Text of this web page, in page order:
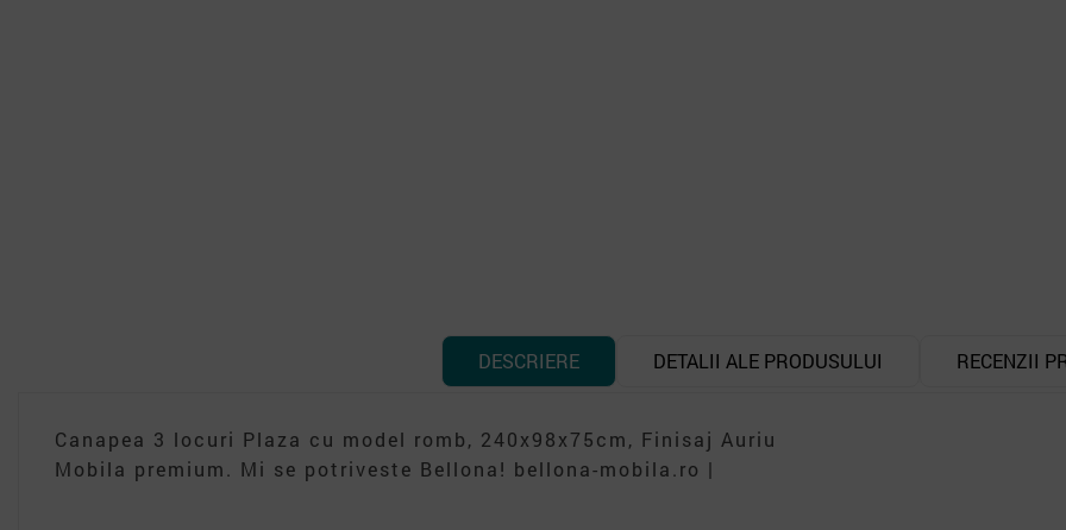
DESCRIERE DETALII ALE PRODUSULUI RECENZII
Canapea 3 locuri Plaza cu model romb, 240x98x75cm, Finisaj Auriu
Mobila premium. Mi se potriveste Bellona! bellona-mobila.ro |